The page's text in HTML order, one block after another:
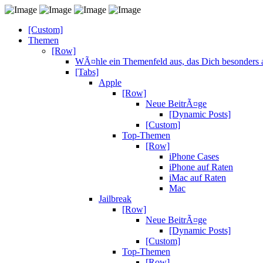
[Custom]
Themen
[Row]
WÃ¤hle ein Themenfeld aus, das Dich besonders
[Tabs]
Apple
[Row]
Neue BeitrÃ¤ge
[Dynamic Posts]
[Custom]
Top-Themen
[Row]
iPhone Cases
iPhone auf Raten
iMac auf Raten
Mac
Jailbreak
[Row]
Neue BeitrÃ¤ge
[Dynamic Posts]
[Custom]
Top-Themen